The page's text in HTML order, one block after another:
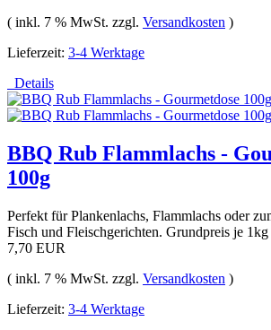
( inkl. 7 % MwSt. zzgl. Versandkosten )
Lieferzeit: 3-4 Werktage
Details
BBQ Rub Flammlachs -
100g
Perfekt für Plankenlachs, Flammlachs oder
Fisch und Fleischgerichten. Grundpreis je
7,70 EUR
( inkl. 7 % MwSt. zzgl. Versandkosten )
Lieferzeit: 3-4 Werktage